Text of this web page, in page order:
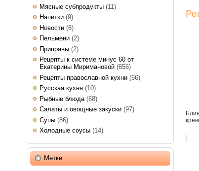
Мясные субпродукты (11)
Напитки (9)
Новости (8)
Пельмени (2)
Приправы (2)
Рецепты к системе минус 60 от
Екатерины Миримановой (656)
Рецепты православной кухни (66)
Русская кухня (10)
Рыбные блюда (68)
Салаты и овощные закуски (97)
Супы (86)
Холодные соусы (14)
Метки